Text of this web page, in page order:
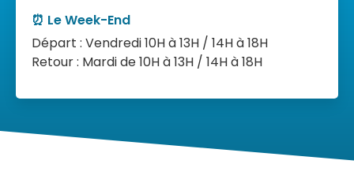
⏰ Le Week-End
Départ : Vendredi 10H à 13H / 14H à 18H
Retour : Mardi de 10H à 13H / 14H à 18H